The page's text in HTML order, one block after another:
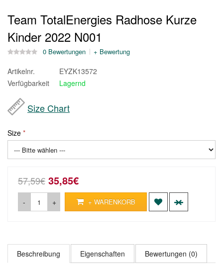
Team TotalEnergies Radhose Kurze
Kinder 2022 N001
0 Bewertungen + Bewertung
Artikelnr.
EYZK13572
Verfügbarkeit
Lagernd
Size Chart
Size
57,59€ 35,85€
- + + WARENKORB
Beschreibung Eigenschaften Bewertungen (0)